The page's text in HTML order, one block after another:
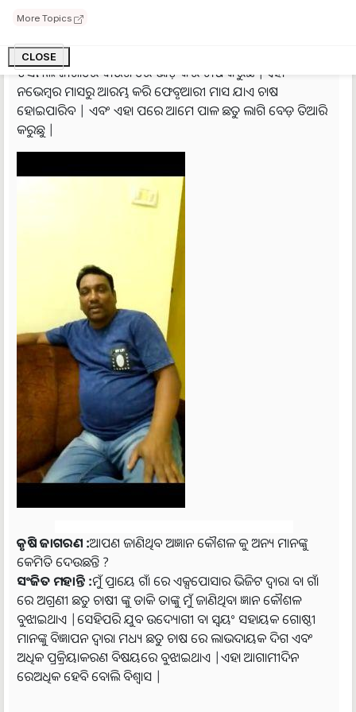
More Topics
CLOSE
ନାହିଁ |ବର୍ତ୍ତମାନ ମୁ ବିଶେଷ ତ oyster mushroom ବା ଶାମୁକା ଛତୁ
ପ୍ରତିଦିନ ୫୦-୬୦ ଏକର ଛତୁ ଚାଷ କରୁଛି |ଦେଖିବାକୁ ଗଲେ ୧୫-୨୦
ଡିସିମିଲ ଜାଗାରେ ବାଉଁଶ ରେ ଭାଡ଼ି କରି ଚାଷ କରୁଛି |ଏହା
ନଭେମ୍ବର ମାସରୁ ଆରମ୍ଭ କରି ଫେବୃଆରୀ ମାସ ଯାଏ ଚାଷ
ହୋଇପାରିବ | ଏବଂ ଏହା ପରେ ଆମେ ପାଳ ଛତୁ ଲାଗି ବେଡ଼ ତିଆରି
କରୁଛୁ |
କୃଷି ଜାଗରଣ :ଆପଣ ଜାଣିଥିବ ଅଜ୍ଞାନ କୌଶଳ କୁ ଅନ୍ୟ ମାନଙ୍କୁ
କେମିତି ଦେଉଛନ୍ତି ?
ସଂଜିତ ମହାନ୍ତି :ମୁଁ ପ୍ରାୟେ ଗାଁ ରେ ଏକ୍ସପୋସାର ଭିଜିଟ ଦ୍ୱାରା ବା ଗାଁ
ରେ ଅଗ୍ରଣୀ ଛତୁ ଚାଷୀ ଙ୍କୁ ଡାକି ତାଙ୍କୁ ମୁଁ ଜାଣିଥିବା ଜ୍ଞାନ କୌଶଳ
ବୁଝାଇଥାଏ |ସେହିପରି ଯୁବ ଉଦ୍ୟୋଗୀ ବା ସ୍ୱୟଂ ସହାୟକ ଗୋଷ୍ଠୀ
ମାନଙ୍କୁ ବିଜ୍ଞାପନ ଦ୍ୱାରା ମଧ୍ୟ ଛତୁ ଚାଷ ରେ ଲାଭଦାୟକ ଦିଗ ଏବଂ
ଅଧିକ ପ୍ରକ୍ରିୟାକରଣ ବିଷୟରେ ବୁଝାଇଥାଏ |ଏହା ଆଗାମୀଦିନ
ରେଅଧିକ ହେବି ବୋଲି ବିଶ୍ୱାସ |